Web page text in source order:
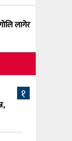
लागेर
बिजयी
१